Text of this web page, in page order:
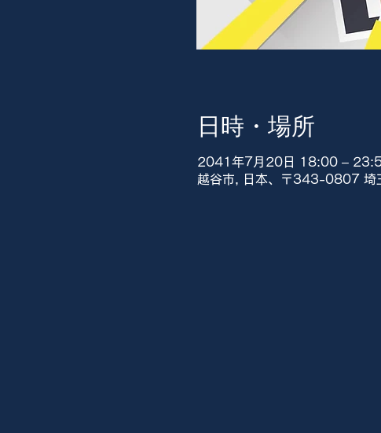
日時・場所
2041年7月20日 18:00 –
越谷市, 日本、〒343-0807 埼